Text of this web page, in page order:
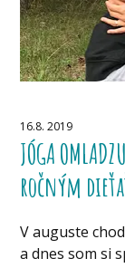
16.8. 2019
JÓGA
ročným
V auguste
a dnes som si